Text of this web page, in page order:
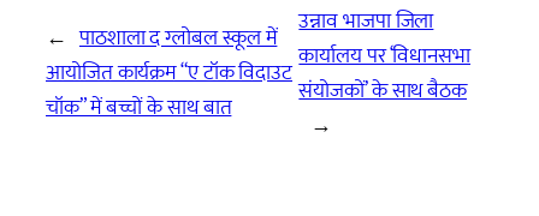
← पाठशाला द ग्लोबल स्कूल में
आयोजित कार्यक्रम “ए टॉक विदाउट
चॉक” में बच्चों के साथ बात
उन्नाव भाजपा जिला
कार्यालय पर ‘विधानसभा
संयोजकों’ के साथ बैठक
→